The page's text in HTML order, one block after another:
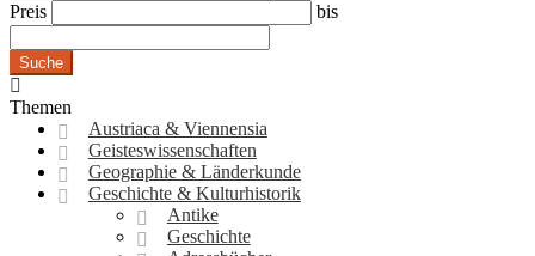
Preis bis
Suche
Themen
Austriaca & Viennensia
Geisteswissenschaften
Geographie & Länderkunde
Geschichte & Kulturhistorik
Antike
Geschichte